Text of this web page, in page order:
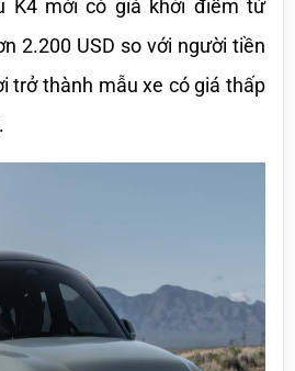
K4 mới có giá khởi điểm từ
2.200 USD so với người tiền
trở thành mẫu xe có giá thấp